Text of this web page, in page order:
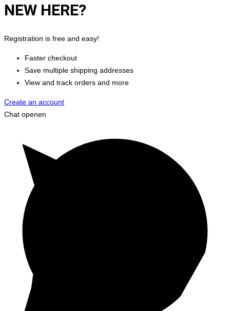
NEW HERE?
Registration is free and easy!
Faster checkout
Save multiple shipping addresses
View and track orders and more
Create an account
Chat openen